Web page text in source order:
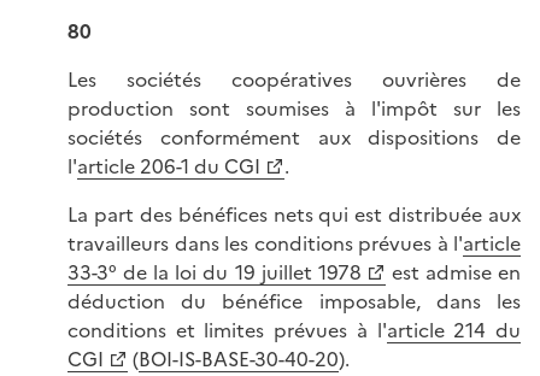
80
Les sociétés coopératives ouvrières de
production sont soumises à l'impôt sur les
sociétés conformément aux dispositions de
l'article 206-1 du CGI
.
La part des bénéfices nets qui est distribuée aux
travailleurs dans les conditions prévues à l'article
33-3° de la loi du 19 juillet 1978
est admise en
déduction du bénéfice imposable, dans les
conditions et limites prévues à l'article 214 du
CGI
(BOI-IS-BASE-30-40-20).